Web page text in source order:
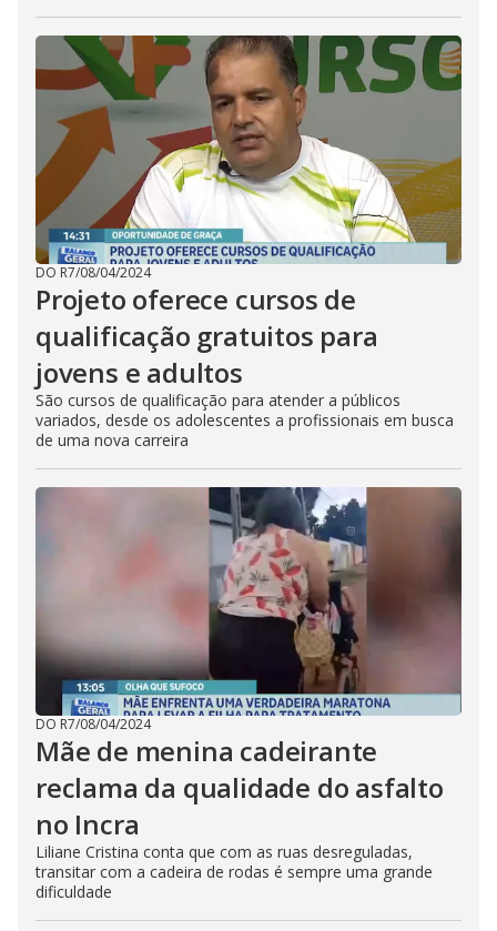
DO R7/08/04/2024
Projeto oferece cursos de
qualificação gratuitos para
jovens e adultos
São cursos de qualificação para atender a públicos
variados, desde os adolescentes a profissionais em busca
de uma nova carreira
DO R7/08/04/2024
Mãe de menina cadeirante
reclama da qualidade do asfalto
no Incra
Liliane Cristina conta que com as ruas desreguladas,
transitar com a cadeira de rodas é sempre uma grande
dificuldade